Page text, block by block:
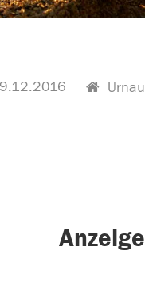
Urnau
Anzeige